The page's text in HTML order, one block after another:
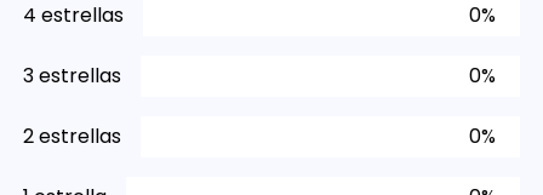
4 estrellas 0%
3 estrellas 0%
2 estrellas 0%